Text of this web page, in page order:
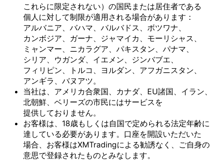
これらに限定されない）の国民または居住者である
個人に対して制限が適用される場合があります：
アルバニア、 バハマ、 バルバドス、 ボツワナ、
カンボジア、 ガーナ、 ジャマイカ、 モーリシャス、
ミャンマー、 ニカラグア、 パキスタン、 パナマ、
シリア、 ウガンダ、 イエメン、 ジンバブエ、
フィリピン、
トルコ、 ヨルダン、 アフガニスタン、
アンギラ、 バヌアツ。
当社は、 アメリカ合衆国、 カナダ、 EU諸国、 イラン、
北朝鮮、 ベリーズの市民にはサービスを
提供しておりません。
お客様は、 18歳も しくは自国で定められる法定年齢に
達している必要があります。 口座を開設いただいた
場合、 お客様はXMTradingによる勧誘なく、 ご自身の
意思で登録された ものとみなします。